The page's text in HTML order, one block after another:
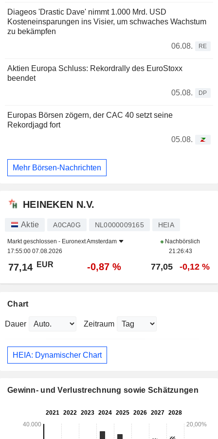
Diageos 'Drastic Dave' nimmt 1.000 Mrd. USD
Kosteneinsparungen ins Visier, um schwaches Wachstum
zu bekämpfen
06.08.
RE
Aktien Europa Schluss: Rekordrally des EuroStoxx
beendet
05.08.
DP
Europas Börsen zögern, der CAC 40 setzt seine
Rekordjagd fort
05.08.
Mehr Börsen-Nachrichten
HEINEKEN N.V.
Aktie A0CA0G NL0000009165 HEIA
Markt geschlossen - Euronext Amsterdam
17:55:00 07.08.2026
Nachbörslich
21:26:43
77,14 EUR -0,87 % 77,05 -0,12 %
Chart
Dauer Zeitraum
HEIA: Dynamischer Chart
Gewinn- und Verlustrechnung sowie Schätzungen